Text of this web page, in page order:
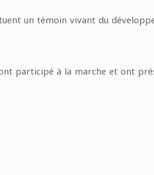
un témoin vivant du
participé à la marche et ont